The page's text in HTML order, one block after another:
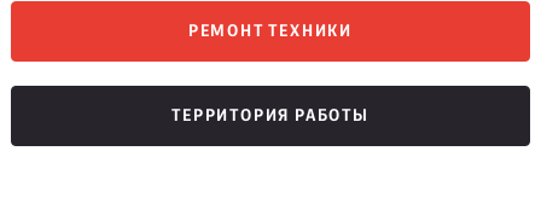
РЕМОНТ ТЕХНИКИ
ТЕРРИТОРИЯ РАБОТЫ